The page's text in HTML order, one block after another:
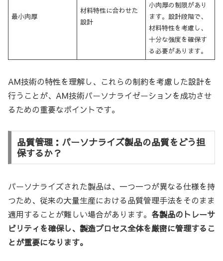
最小肉厚
材料特性に合わせた
設計
小肉厚の制限があり
ます。設計段階で、
材料特性を考慮し、
十分な強度を確保す
る必要があります。
AM技術の特性を理解し、これらの制約を考慮した設計を
行うことが、AM技術パーソナライゼーションを成功させ
るための重要なポイントです。
品質管理：パーソナライズ製品の品質をどう担
保するか？
パーソナライズされた製品は、一つ一つが異なる仕様を持
つため、従来の大量生産における品質管理手法をそのまま
適用することが難しい場合があります。 各製品のトレーサ
ビリティを確保し、製造プロセス全体を厳密に管理するこ
とが重要になります。